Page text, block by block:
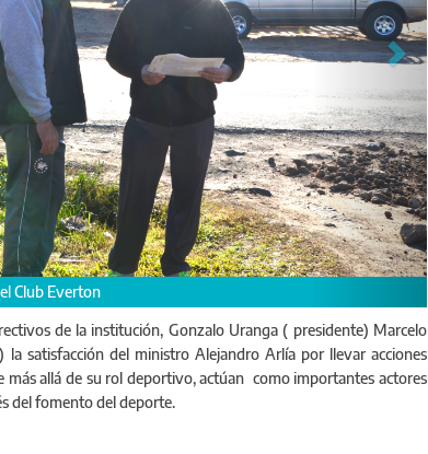
Club Everton
de la institución, Gonzalo Uranga ( presidente) Marcelo
satisfacción del ministro Alejandro Arlía por llevar acciones
más allá de su rol deportivo, actúan como importantes actores
del fomento del deporte.